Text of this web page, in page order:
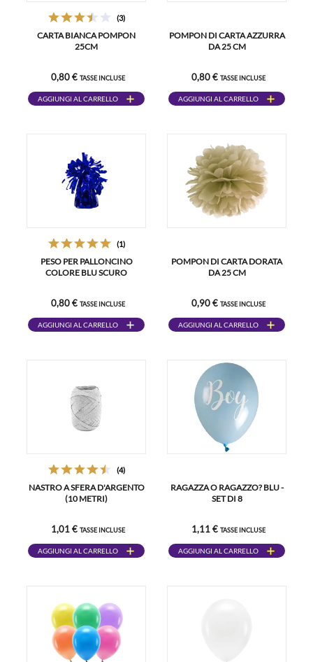
(3)
CARTA BIANCA POMPON
25CM
0,80 € TASSE INCLUSE
AGGIUNGI AL CARRELLO
POMPON DI CARTA AZZURRA
DA 25 CM
0,80 € TASSE INCLUSE
AGGIUNGI AL CARRELLO
(1)
PESO PER PALLONCINO
COLORE BLU SCURO
0,80 € TASSE INCLUSE
AGGIUNGI AL CARRELLO
POMPON DI CARTA DORATA
DA 25 CM
0,90 € TASSE INCLUSE
AGGIUNGI AL CARRELLO
(4)
NASTRO A SFERA D'ARGENTO
(10 METRI)
1,01 € TASSE INCLUSE
AGGIUNGI AL CARRELLO
RAGAZZA O RAGAZZO? BLU -
SET DI 8
1,11 € TASSE INCLUSE
AGGIUNGI AL CARRELLO